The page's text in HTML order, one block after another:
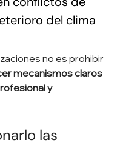
del clima
no es prohibir
mecanismos claros
y
las